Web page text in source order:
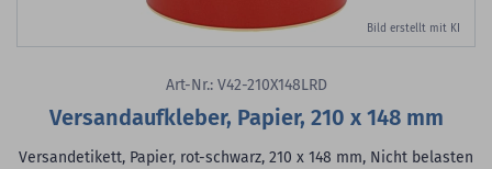
Bild erstellt mit KI
Art-Nr.: V42-210X148LRD
Versandaufkleber, Papier, 210 x 148 mm
Versandetikett, Papier, rot-schwarz, 210 x 148 mm, Nicht belasten